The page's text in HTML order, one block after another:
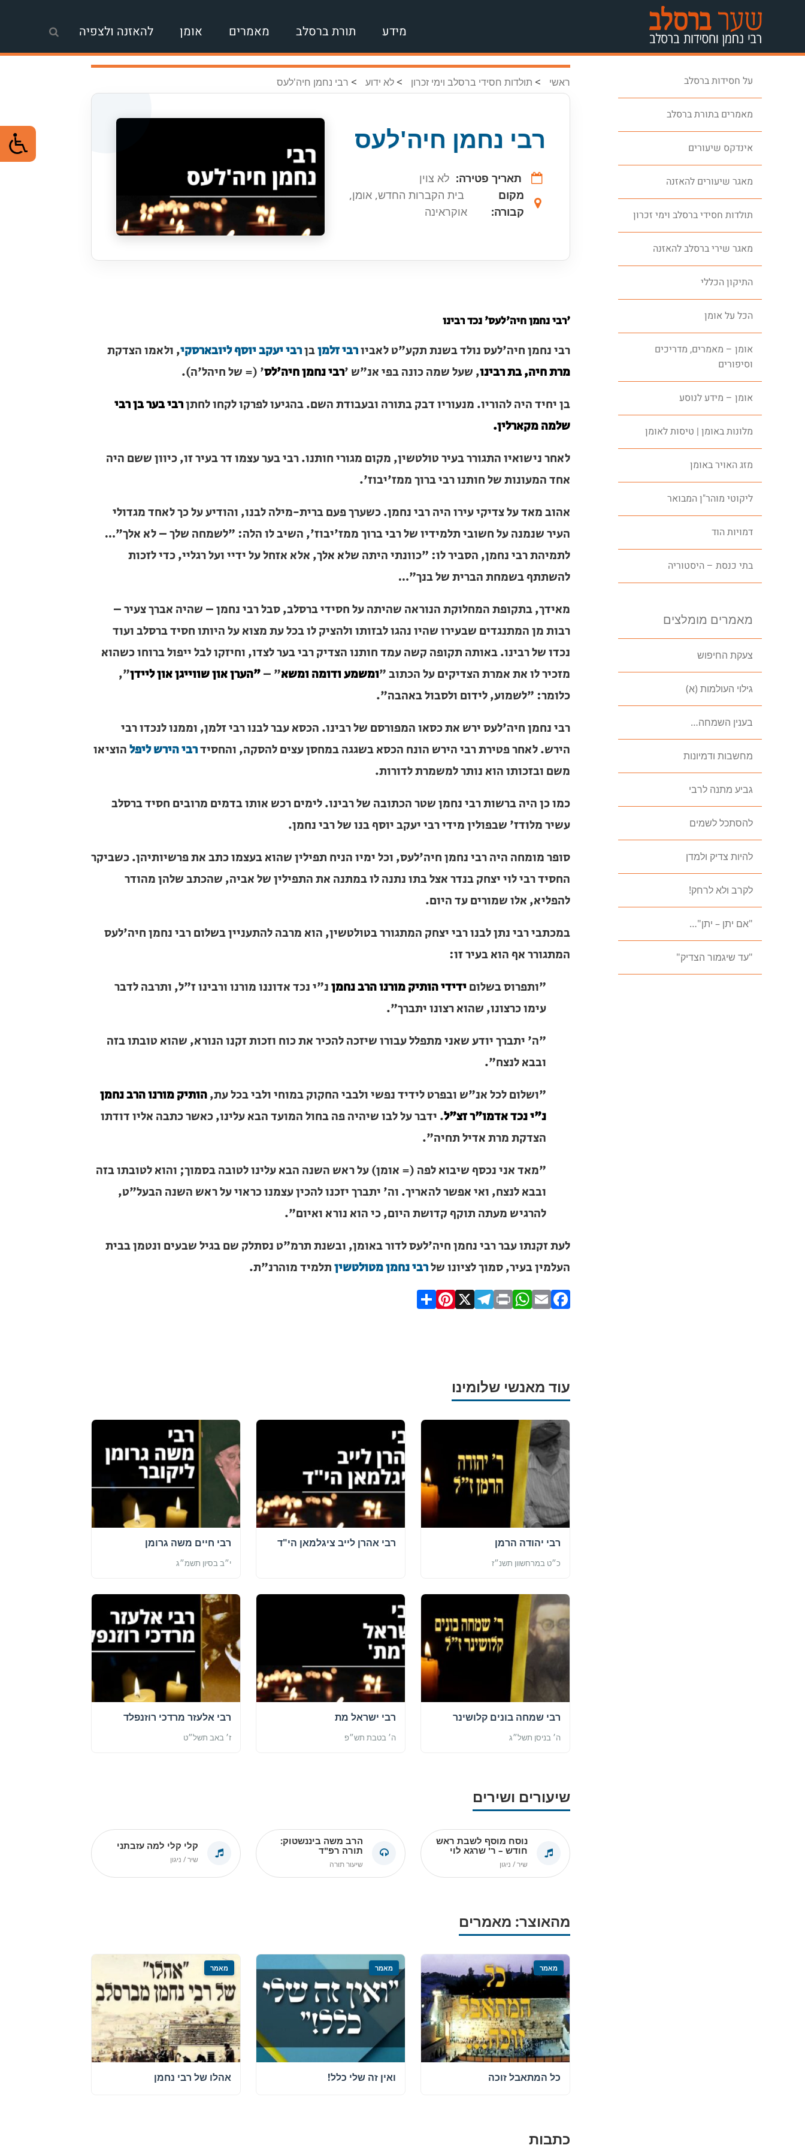
מידע תורת ברסלב מאמרים אומן להאזנה ולצפיה
על חסידות ברסלב
מאמרים בתורת ברסלב
אינדקס שיעורים
מאגר שיעורים להאזנה
תולדות חסידי ברסלב וימי זכרון
מאגר שירי ברסלב להאזנה
התיקון הכללי
הכל על אומן
אומן – מאמרים, מדריכים
וסיפורים
אומן – מידע לנוסע
מלונות באומן | טיסות לאומן
מזג האויר באומן
ליקוטי מוהר"ן המבואר
דמויות הוד
בתי כנסת – היסטוריה
מאמרים מומלצים
צעקת החיפוש
גילוי העולמות (א)
בענין השמחה…
מחשבות ודמיונות
גביע מתנה לרבי
להסתכל לשמים
להיות צדיק ולמדן
לקרב ולא לרחק!
"אם יתן – יתן"…
"עד שיגמור הצדיק"
ראשי > תולדות חסידי ברסלב וימי זכרון > לא ידוע > רבי נחמן חיה'לעס
רבי נחמן חיה'לעס
תאריך פטירה: לא צוין
מקום
קבורה:
בית הקברות החדש, אומן,
אוקראינה
'רבי נחמן חיה'לעס' נכד רבינו
רבי נחמן חיה'לעס נולד בשנת תקע"ט לאביורבי זלמןבןרבי יעקב יוסף ליובארסקי, ולאמו הצדקתמרת חיה,
בת רבינו, שעל שמה כונה בפי אנ"ש 'רבי נחמן חיה'לס' (= של חיהל'ה).
בן יחיד היה להוריו. מנעוריו דבק בתורה ובעבודת השם. בהגיעו לפרקו לקחו לחתןרבי בער בן רבי שלמה
מקארלין.
לאחר נישואיו התגורר בעיר טולטשין, מקום מגורי חותנו. רבי בער עצמו דר בעיר זו, כיוון ששם היה אחד
המעונות של חותנו רבי ברוך ממז'יבוז'.
אהוב מאד על צדיקי עירו היה רבי נחמן. כשערך פעם ברית-מילה לבנו, והודיע על כך לאחד מגדולי העיר
שנמנה על חשובי תלמידיו של רבי ברוך ממז'יבוז', השיב לו הלה: "לשמחה שלך – לא אלך"… לתמיהת רבי
נחמן, הסביר לו: "כוונתי היתה שלא אלך, אלא אזחל על ידיי ועל רגליי, כדי לזכות להשתתף בשמחת הברית
של בנך"…
מאידך, בתקופת המחלוקת הנוראה שהיתה על חסידי ברסלב, סבל רבי נחמן – שהיה אברך צעיר – רבות מן
המתנגדים שבעירו שהיו נהגו לבזותו ולהציק לו בכל עת מצוא על היותו חסיד ברסלב ועוד נכדו של רבינו.
באותה תקופה קשה עמד חותנו הצדיק רבי בער לצדו, וחיזקו לבל ייפול ברוחו כשהוא מזכיר לו את אמרת
הצדיקים על הכתוב "ומשמע ודומה ומשא" –"הערן און שווייגן און ליידן", כלומר: "לשמוע, לידום ולסבול
באהבה".
רבי נחמן חיה'לעס ירש את כסאו המפורסם של רבינו. הכסא עבר לבנו רבי זלמן, וממנו לנכדו רבי הירש. לאחר
פטירת רבי הירש הונח הכסא בשגגה במחסן עצים להסקה, והחסידרבי הירש ליפלהוציאו משם ובזכותו הוא
נותר למשמרת לדורות.
כמו כן היה ברשות רבי נחמן שטר הכתובה של רבינו. לימים רכש אותו בדמים מרובים חסיד ברסלב עשיר
מלודז' שבפולין מידי רבי יעקב יוסף בנו של רבי נחמן.
סופר מומחה היה רבי נחמן חיה'לעס, וכל ימיו הניח תפילין שהוא בעצמו כתב את פרשיותיהן. כשביקר החסיד
רבי לוי יצחק בנדר אצל בתו נתנה לו במתנה את התפילין של אביה, שהכתב שלהן מהודר להפליא, אלו שמורים
עד היום.
במכתבי רבי נתן לבנו רבי יצחק המתגורר בטולטשין, הוא מרבה להתעניין בשלום רבי נחמן חיה'לעס המתגורר
אף הוא בעיר זו:
"ותפרוס בשלוםידידי הותיק מורנו הרב נחמןנ"י נכד אדוננו מורנו ורבינו ז"ל, ותרבה לדבר עימו כרצונו,
שהוא רצונו יתברך".
"ה' יתברך יודע שאני מתפלל עבורו שיזכה להכיר את כוח וזכות זקנו הנורא, שהוא טובתו בזה ובבא
לנצח".
"ושלום לכל אנ"ש ובפרט לידיד נפשי ולבבי החקוק במוחי ולבי בכל עת,הותיק מורנו הרב נחמן נ"י נכד
אדמו"ר זצ"ל. ידבר על לבו שיהיה פה בחול המועד הבא עלינו, כאשר כתבה אליו דודתו הצדקת מרת
אדיל תחיה".
"מאד אני נכסף שיבוא לפה (= אומן) על ראש השנה הבא עלינו לטובה בסמוך; והוא לטובתו בזה ובבא
לנצח, ואי אפשר להאריך. וה' יתברך יזכנו להכין עצמנו כראוי על ראש השנה הבעל"ט, להרגיש מעתה
תוקף קדושת היום, כי הוא נורא ואיום".
לעת זקנתו עבר רבי נחמן חיה'לעס לדור באומן, ובשנת תרמ"ט נסתלק שם בגיל שבעים ונטמן בבית העלמין
בעיר, סמוך לציונו שלרבי נחמן מטולטשיןתלמיד מוהרנ"ת.
Facebook
Email
WhatsApp
Print
Telegram
X
Pinterest
עוד מאנשי שלומינו
רבי יהודה הרמן
כ״ט במרחשוון תשנ״ז
רבי אהרן לייב ציגלמאן הי"ד רבי חיים משה גרומן
י״ב בסיון תשמ״ג
רבי שמחה בונים קלושינר
ה׳ בניסן תשל״ג
רבי ישראל מת
ה׳ בטבת תש״פ
רבי אלעזר מרדכי רוזנפלד
ז׳ באב תשל״ט
שיעורים ושירים
נוסח מוסף לשבת ראש
חודש – ר' שרגא לוי
שיר / ניגון
הרב משה ביננשטוק:
תורה רפ"ד
שיעור תורה
קלי קלי למה עזבתני
שיר / ניגון
מהאוצר: מאמרים
מאמר
כל המתאבל זוכה
מאמר
ואין זה שלי כלל!
מאמר
אהלו של רבי נחמן
כתבות
מחפשים בית כנסת או
מוסד ברסלב?